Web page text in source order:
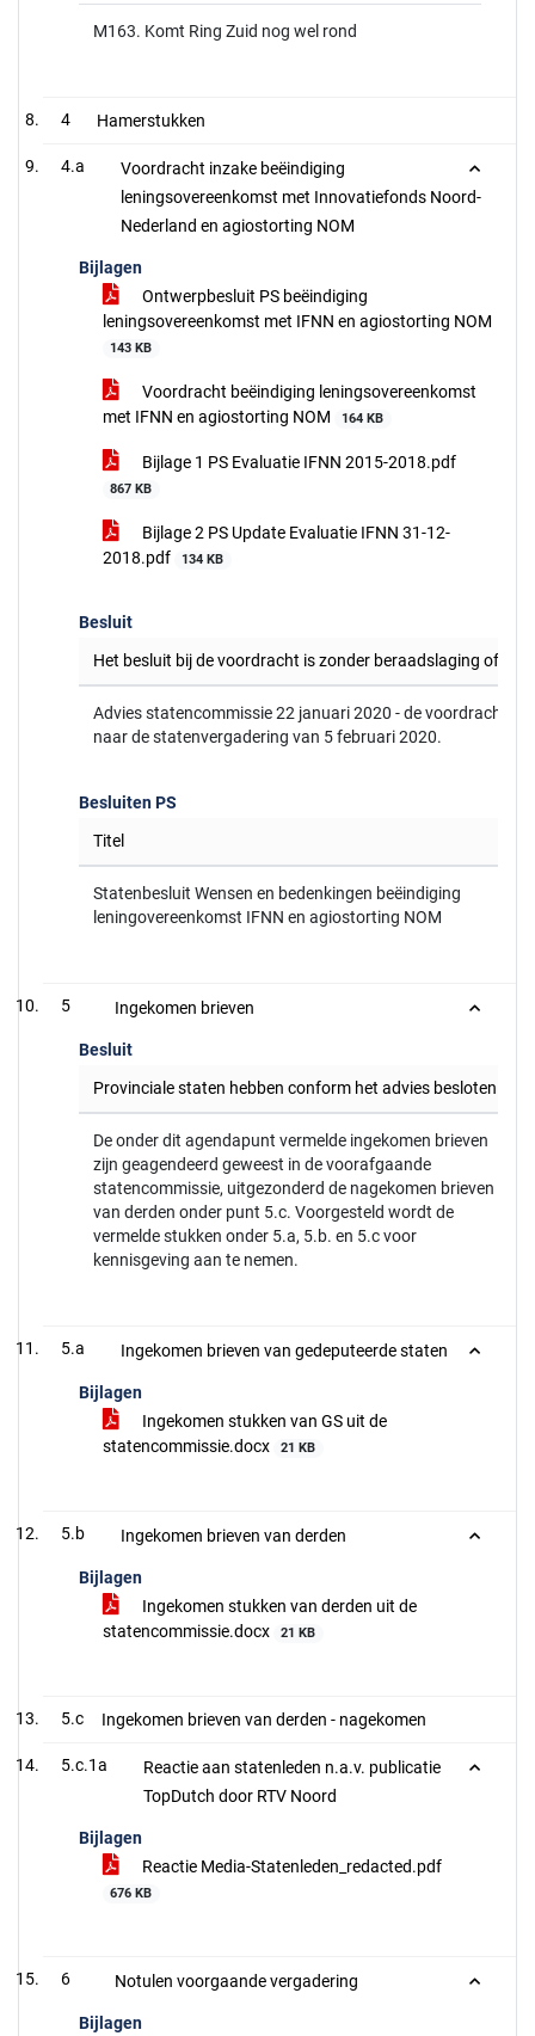
M163. Komt Ring Zuid nog wel rond
4 Hamerstukken
4.a
Voordracht inzake beëindiging
leningsovereenkomst met Innovatiefonds Noord-
Nederland en agiostorting NOM
Bijlagen
Ontwerpbesluit PS beëindiging
leningsovereenkomst met IFNN en agiostorting NOM
143 KB
Voordracht beëindiging leningsovereenkomst
met IFNN en agiostorting NOM
164 KB
Bijlage 1 PS Evaluatie IFNN 2015-2018.pdf
867 KB
Bijlage 2 PS Update Evaluatie IFNN 31-12-
2018.pdf
134 KB
Besluit
Het besluit bij de voordracht is zonder beraadslaging of
Advies statencommissie 22 januari 2020 - de voordracht
naar de statenvergadering van 5 februari 2020.
Besluiten PS
Titel
Statenbesluit Wensen en bedenkingen beëindiging
leningovereenkomst IFNN en agiostorting NOM
5 Ingekomen brieven
Besluit
Provinciale staten hebben conform het advies besloten.
De onder dit agendapunt vermelde ingekomen brieven
zijn geagendeerd geweest in de voorafgaande
statencommissie, uitgezonderd de nagekomen brieven
van derden onder punt 5.c. Voorgesteld wordt de
vermelde stukken onder 5.a, 5.b. en 5.c voor
kennisgeving aan te nemen.
5.a Ingekomen brieven van gedeputeerde staten
Bijlagen
Ingekomen stukken van GS uit de
statencommissie.docx
21 KB
5.b Ingekomen brieven van derden
Bijlagen
Ingekomen stukken van derden uit de
statencommissie.docx
21 KB
5.c Ingekomen brieven van derden - nagekomen
5.c.1a
Reactie aan statenleden n.a.v. publicatie
TopDutch door RTV Noord
Bijlagen
Reactie Media-Statenleden_redacted.pdf
676 KB
6 Notulen voorgaande vergadering
Bijlagen